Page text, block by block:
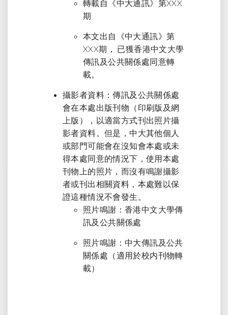
轉載自《中大通訊》第XXX
期
本文出自《中大通訊》第
XXX期， 已獲香港中文大學
傳訊及公共關係處同意轉
載。
攝影者資料：傳訊及公共關係處
會在本處出版刊物（印刷版及網
上版），以適當方式刊出照片攝
影者資料。但是，中大其他個人
或部門可能會在沒知會本處或未
得本處同意的情況下，使用本處
刊物上的照片，而沒有鳴謝攝影
者或刊出相關資料，本處難以保
證這種情況不會發生。
照片鳴謝：香港中文大學傳
訊及公共關係處
照片鳴謝：中大傳訊及公共
關係處（適用於校内刊物轉
載）